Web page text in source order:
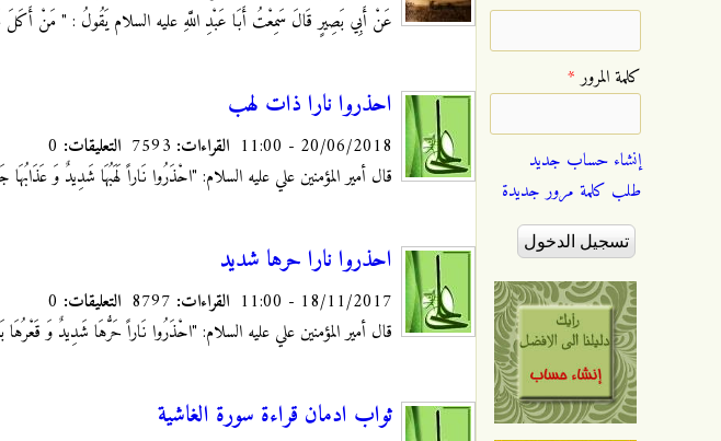
عَنْ أَبِي بَصِيرٍ قَالَ سَمِعْتُ أَبَا عَبْدِ اللَّهِ عليه السلام يَقُولُ‏ : " مَنْ أَكَلَ
احذروا نارا ذات لهب
20/06/2018 - 11:00 القراءات: التعليقات:
قال أمير المؤمنين علي عليه السلام: "احْذَرُوا نَاراً لَهَبُهَا شَدِيدٌ وَ
احذروا نارا حرها شديد
18/11/2017 - 11:00 القراءات: التعليقات:
قال أمير المؤمنين علي عليه السلام: "احْذَرُوا نَاراً حَرُّهَا شَدِيدٌ وَ قَعْرُهَا
ثواب ادمان قراءة سورة الغاشية
‏كلمة المرور ‏*
إنشاء حساب جديد
طلب كلمة مرور جديدة